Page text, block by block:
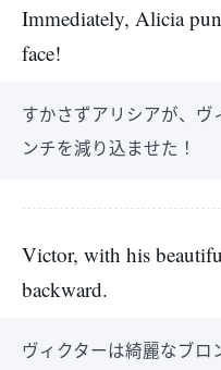
Immediately, Alicia
face!
すかさずアリシアが、
ンチを減り込ませた！
Victor, with his
backward.
ヴィクターは綺麗なブロ